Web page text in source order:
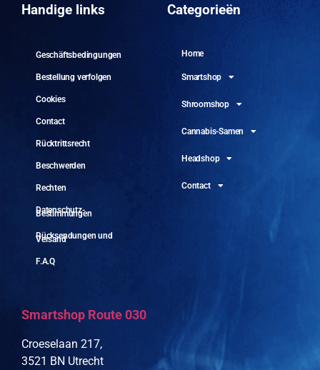
Handige links
Geschäftsbedingungen
Bestellung verfolgen
Cookies
Contact
Rücktrittsrecht
Beschwerden
Rechten
Datenschutz-
Bestimmungen
Rücksendungen und
Versand
F.A.Q
Categorieën
Home
Smartshop
Shroomshop
Cannabis-Samen
Headshop
Contact
Smartshop Route 030
Croeselaan 217,
3521 BN Utrecht